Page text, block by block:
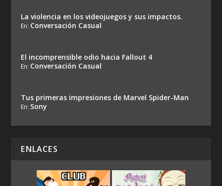
La violencia en los videojuegos y sus impactos.
En: Conversación Casual
El incomprensible odio hacia Fallout 4
En: Conversación Casual
Tus primeras impresiones de Marvel Spider-Man
En: Sony
ENLACES